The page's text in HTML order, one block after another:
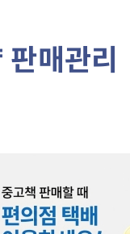
판매관리